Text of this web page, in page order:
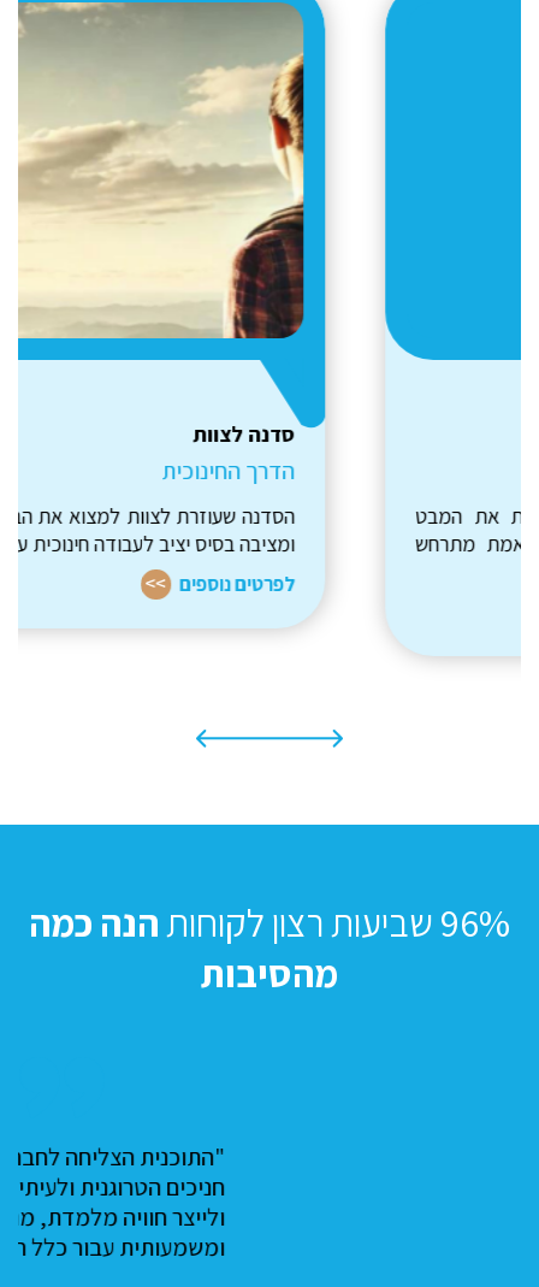
הסדנה שעוזרת לצוות למצוא את הבהירות בעשייה,
ומציבה בסיס יציב לעבודה חינוכית עמוקה.
96% שביעות רצון לקוחות
הנה כמה
מהסיבות
"התוכנית הצליחה לחבר קבוצת
חניכים הטרוגנית ולעיתים סקפטית
ולייצר חוויה מלמדת, מהנה
ומשמעותית עבור כלל החניכים."